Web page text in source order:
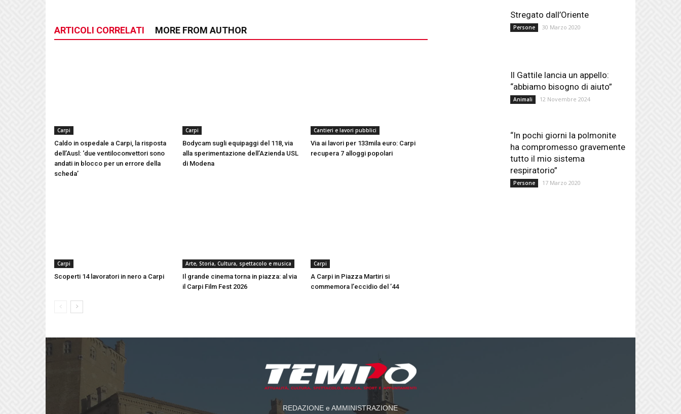
ARTICOLI CORRELATI MORE FROM AUTHOR
Carpi
Caldo in ospedale a Carpi, la risposta
dell’Ausl: ‘due ventiloconvettori sono
andati in blocco per un errore della
scheda’
Carpi
Bodycam sugli equipaggi del 118, via
alla sperimentazione dell’Azienda USL
di Modena
Cantieri e lavori pubblici
Via ai lavori per 133mila euro: Carpi
recupera 7 alloggi popolari
Carpi
Scoperti 14 lavoratori in nero a Carpi
Arte, Storia, Cultura, spettacolo e musica
Il grande cinema torna in piazza: al via
il Carpi Film Fest 2026
Carpi
A Carpi in Piazza Martiri si
commemora l’eccidio del ’44
Stregato dall’Oriente
Persone 30 Marzo 2020
Il Gattile lancia un appello:
“abbiamo bisogno di aiuto”
Animali 12 Novembre 2024
“In pochi giorni la polmonite
ha compromesso gravemente
tutto il mio sistema
respiratorio”
Persone 17 Marzo 2020
REDAZIONE e AMMINISTRAZIONE